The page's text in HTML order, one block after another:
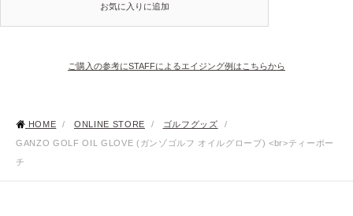
お気に入りに追加
ご購入の参考にSTAFFによるエイジング例はこちらから
HOME / ONLINE STORE / ゴルフグッズ
/
GANZO GOLF OIL GLOVE (ガンゾゴルフ オイルグローブ) <br>ティーポー
チ